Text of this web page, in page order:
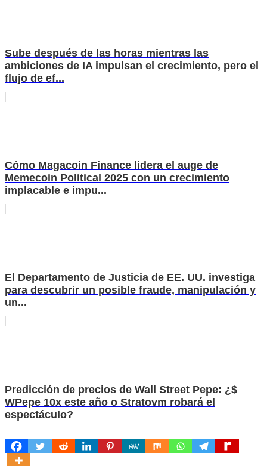
Sube después de las horas mientras las
ambiciones de IA impulsan el crecimiento, pero el
flujo de ef...
Cómo Magacoin Finance lidera el auge de
Memecoin Political 2025 con un crecimiento
implacable e impu...
El Departamento de Justicia de EE. UU. investiga
para descubrir un posible fraude, manipulación y
un...
Predicción de precios de Wall Street Pepe: ¿$
WPepe 10x este año o Stratovm robará el
espectáculo?